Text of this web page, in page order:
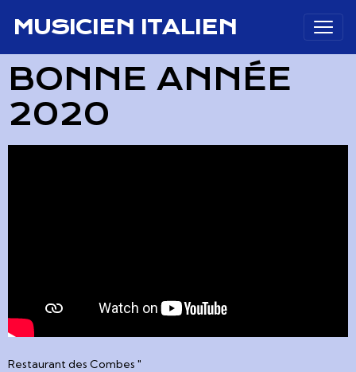
MUSICIEN ITALIEN
BONNE ANNÉE
2020
Restaurant des Combes "